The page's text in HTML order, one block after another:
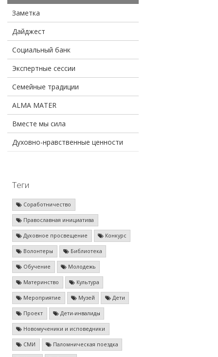
Заметка
Дайджест
Социальный банк
Экспертные сессии
Семейные традиции
ALMA MATER
Вместе мы сила
Духовно-нравственные ценности
Теги
Соработничество
Православная инициатива
Духовное просвещение Конкурс
Волонтеры Библиотека
Обучение Молодежь
Материнство Культура
Мероприятие Музей Дети
Проект Дети-инвалиды
Новомученики и исповедники
СМИ Паломническая поездка